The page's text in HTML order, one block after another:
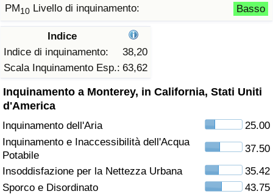
PM10 Livello di inquinamento: Basso
Indice
Indice di inquinamento:
38,20
Scala Inquinamento Esp.: 63,62
Inquinamento a Monterey, in California, Stati Uniti
d'America
Inquinamento dell'Aria
25.00
Inquinamento e Inaccessibilità dell'Acqua
Potabile
37.50
Insoddisfazione per la Nettezza Urbana
35.42
Sporco e Disordinato
43.75
ad Aqaba
Criminalità
Indice del Tasso di Criminalità (Corrente)
Indice della Criminalità
Indice di criminalità per paese
Assistenza Sanitaria